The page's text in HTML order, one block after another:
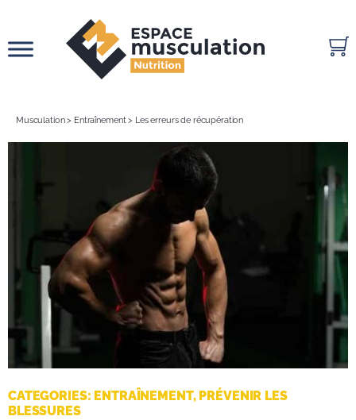
Musculation> Entraînement> Les erreurs de récupération
CATEGORIES: ENTRAÎNEMENT, PRÉVENIR LES
BLESSURES